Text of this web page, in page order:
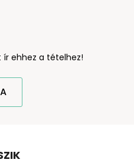
ír ehhez a tételhez!